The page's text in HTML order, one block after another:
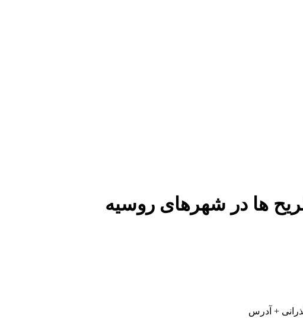
ها در شهرهای روسیه
+ آدرس